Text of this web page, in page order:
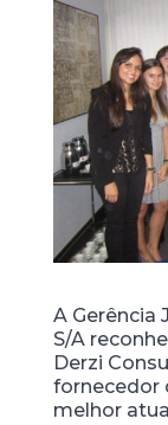
A Gerência
S/A
Derzi
fornecedor
melhor